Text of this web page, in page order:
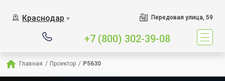
Краснодар ▼ Передовая улица, 59
+7 (800) 302-39-08
Главная / Проектор / P5630